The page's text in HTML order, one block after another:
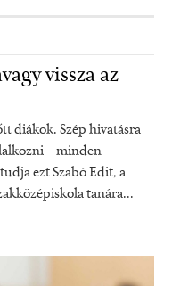
vissza az
diákok. Szép hivatásra
– minden
ezt Szabó Edit, a
tanára...